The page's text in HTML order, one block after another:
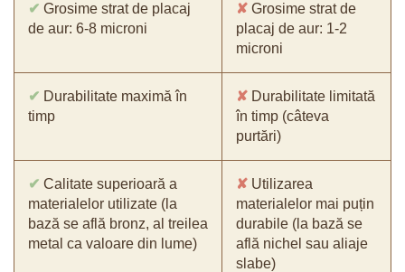
✔ Grosime strat de placaj
de aur: 6-8 microni
✘ Grosime strat de
placaj de aur: 1-2
microni
✔ Durabilitate maximă în
timp
✘ Durabilitate limitată
în timp (câteva
purtări)
✔ Calitate superioară a
materialelor utilizate (la
bază se află bronz, al treilea
metal ca valoare din lume)
✘ Utilizarea
materialelor mai puțin
durabile (la bază se
află nichel sau aliaje
slabe)